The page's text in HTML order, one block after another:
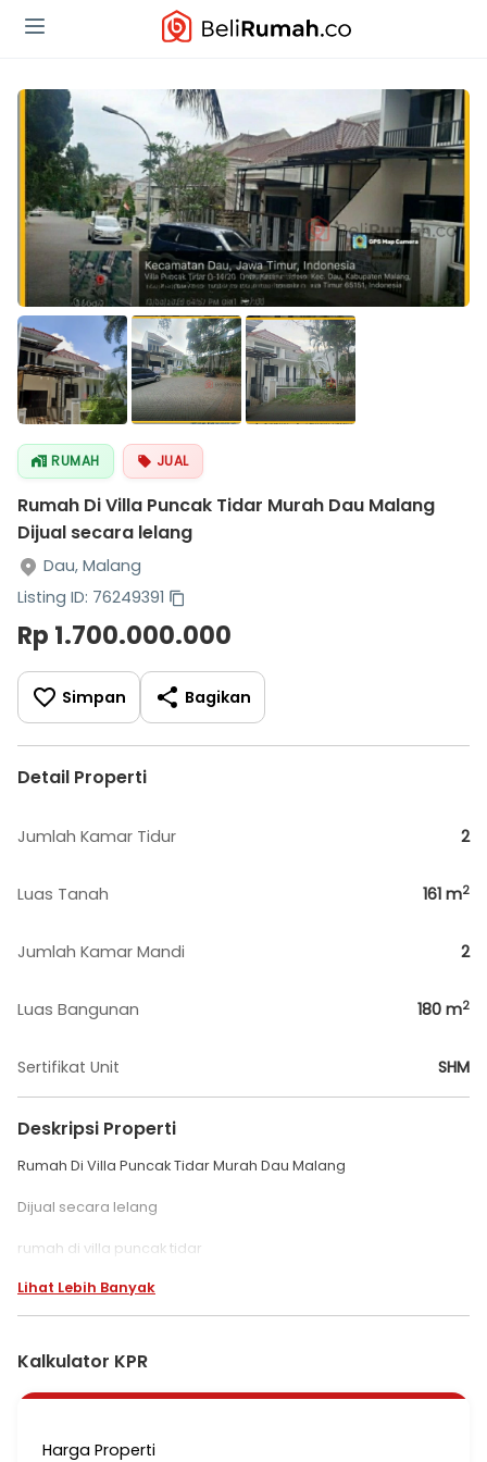
RUMAH JUAL
Rumah Di Villa Puncak Tidar Murah Dau Malang
Dijual secara lelang
Dau, Malang
Listing ID: 76249391
Rp 1.700.000.000
Simpan Bagikan
Detail Properti
Jumlah Kamar Tidur 2
Luas Tanah 161 m2
Jumlah Kamar Mandi 2
Luas Bangunan 180 m2
Sertifikat Unit SHM
Deskripsi Properti
Rumah Di Villa Puncak Tidar Murah Dau Malang
Dijual secara lelang
rumah di villa puncak tidar
2 Lantai
harga 1,69 m
cash
Lihat Lebih Banyak
Kalkulator KPR
Harga Properti